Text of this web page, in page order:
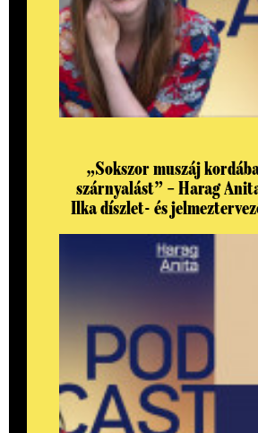
„Sokszor muszáj
szárnyalást” – Harag
Ilka díszlet- és